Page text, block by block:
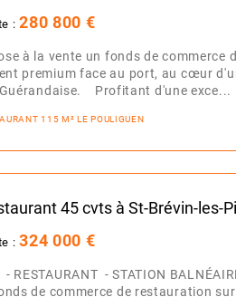
:280 800 €
à la vente un fonds de commerce
premium face au port, au cœur
Profitant d'une exce...
115 M² LE POULIGUEN
45 cvts à St-Brévin-les-
:324 000 €
- RESTAURANT - STATION
de commerce de restauration